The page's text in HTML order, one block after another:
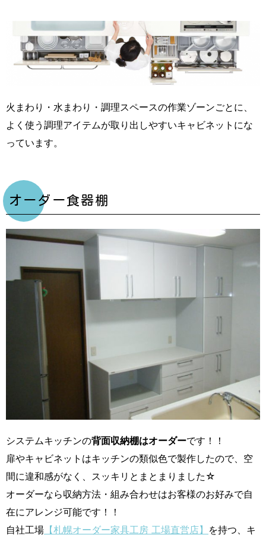
火まわり・水まわり・調理スペースの作業ゾーンごとに、
よく使う調理アイテムが取り出しやすいキャビネットにな
っています。
オーダー食器棚
システムキッチンの背面収納棚はオーダーです！！
扉やキャビネットはキッチンの類似色で製作したので、空
間に違和感がなく、スッキリとまとまりました☆
オーダーなら収納方法・組み合わせはお客様のお好みで自
在にアレンジ可能です！！
自社工場 【札幌オーダー家具工房 工場直営店】 を持つ、キ